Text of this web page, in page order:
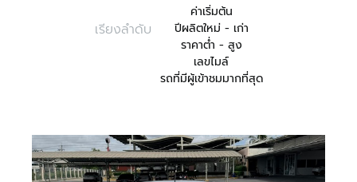
เรียงลำดับ
ค่าเริ่มต้น
ปีผลิตใหม่ - เก่า
ราคาต่ำ - สูง
เลขไมล์
รถที่มีผู้เข้าชมมากที่สุด